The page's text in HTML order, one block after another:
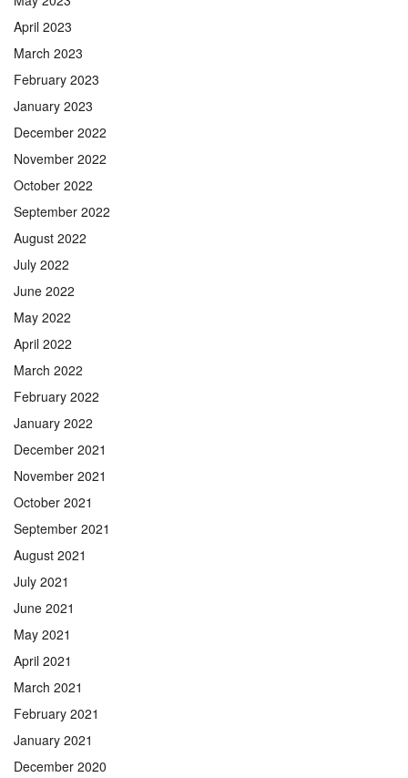
April 2023
March 2023
February 2023
January 2023
December 2022
November 2022
October 2022
September 2022
August 2022
July 2022
June 2022
May 2022
April 2022
March 2022
February 2022
January 2022
December 2021
November 2021
October 2021
September 2021
August 2021
July 2021
June 2021
May 2021
April 2021
March 2021
February 2021
January 2021
December 2020